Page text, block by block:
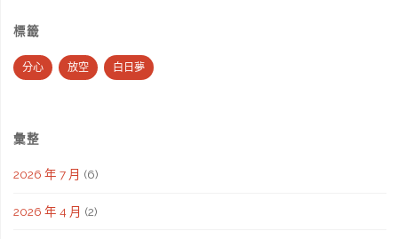
標籤
分心 放空 白日夢
彙整
2026 年 7 月 (6)
2026 年 4 月 (2)